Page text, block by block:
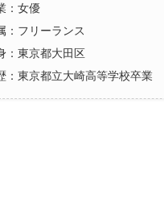
：女優
：フリーランス
：東京都大田区
：東京都立大崎高等学校卒業